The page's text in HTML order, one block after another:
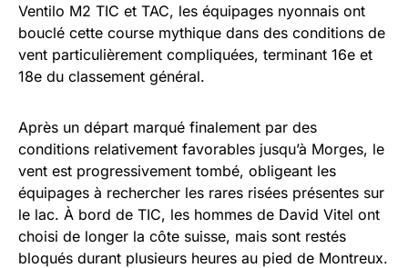
Ventilo M2 TIC et TAC, les équipages nyonnais ont
bouclé cette course mythique dans des conditions de
vent particulièrement compliquées, terminant 16e et
18e du classement général.
Après un départ marqué finalement par des
conditions relativement favorables jusqu’à Morges, le
vent est progressivement tombé, obligeant les
équipages à rechercher les rares risées présentes sur
le lac. À bord de TIC, les hommes de David Vitel ont
choisi de longer la côte suisse, mais sont restés
bloqués durant plusieurs heures au pied de Montreux.